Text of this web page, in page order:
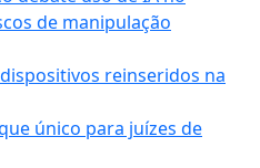
de manipulação
reinseridos na
único para juízes de